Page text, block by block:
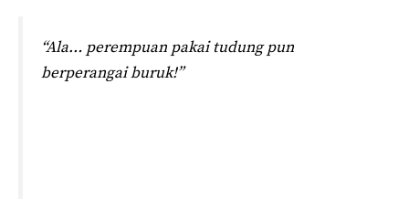
“Ala… perempuan pakai tudung pun
berperangai buruk!”